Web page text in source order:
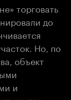
торговать
до
Но, по
объект
и